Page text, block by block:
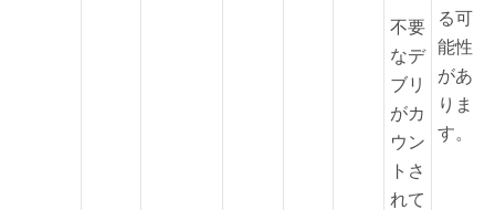
不要
なデ
ブリ
がカ
ウン
トさ
れて
る可
能性
があ
りま
す。